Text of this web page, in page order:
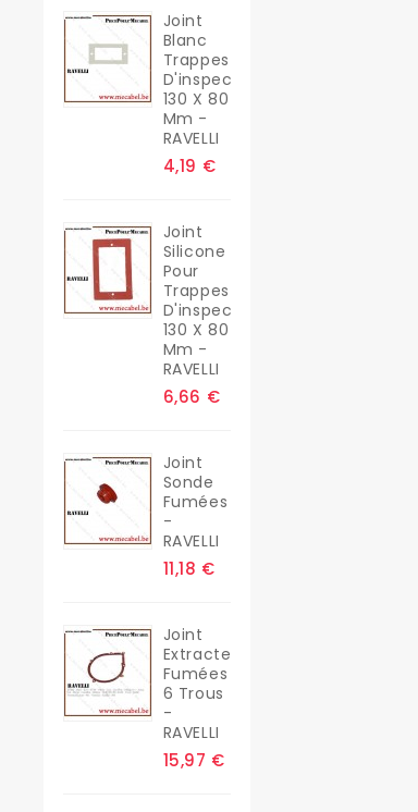
Joint
Blanc
Trappes
D'inspection
130 X 80
Mm -
RAVELLI
4,19 €
Joint
Silicone
Pour
Trappes
D'inspection
130 X 80
Mm -
RAVELLI
6,66 €
Joint
Sonde
Fumées
-
RAVELLI
11,18 €
Joint
Extracteur
Fumées
6 Trous
-
RAVELLI
15,97 €